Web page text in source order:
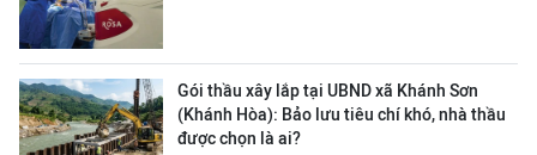
Gói thầu xây lắp tại UBND xã Khánh Sơn
(Khánh Hòa): Bảo lưu tiêu chí khó, nhà thầu
được chọn là ai?